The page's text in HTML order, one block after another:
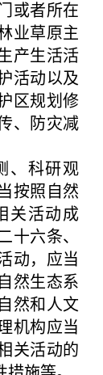
或者所在
业草原主
产生活活
活动以及
区规划修
、防灾减
科研观
按照自然
关活动成
六条、
动，应当
然生态系
然和人文
机构应当
关活动的